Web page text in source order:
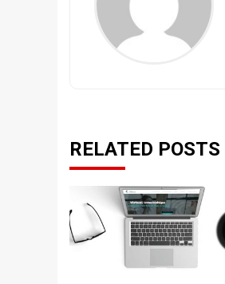
RELATED POSTS